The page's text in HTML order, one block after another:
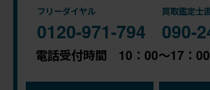
フリーダイヤル
0120-971-794
買取鑑定士
090-
電話受付時間 10：00～17：